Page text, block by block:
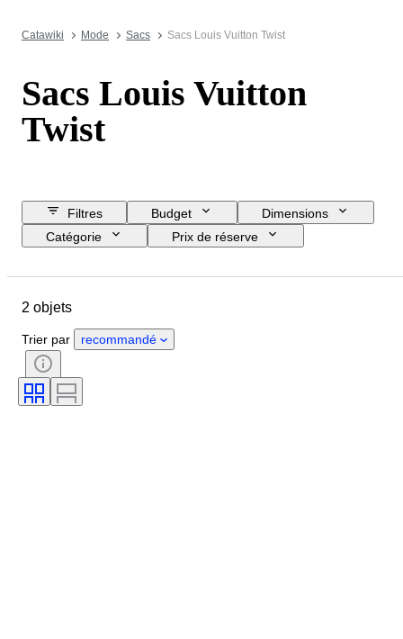
Catawiki Mode Sacs Sacs Louis Vuitton Twist
Sacs Louis Vuitton
Twist
Filtres Budget
Dimensions
Catégorie
Prix de réserve
État
Taille du vêtement
Modèle
2 objets
Trier par recommandé